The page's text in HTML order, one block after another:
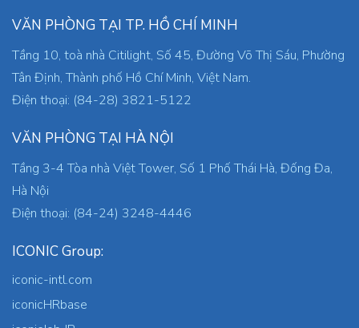
VĂN PHÒNG TẠI TP. HỒ CHÍ MINH
Tầng 10, toà nhà Citilight, Số 45, Đường Võ Thị Sáu, Phường
Tân Định, Thành phố Hồ Chí Minh, Việt Nam.
Điện thoại: (84-28) 3821-5122
VĂN PHÒNG TẠI HÀ NỘI
Tầng 3-4 Tòa nhà Việt Tower, Số 1 Phố Thái Hà, Đống Đa,
Hà Nội
Điện thoại: (84-24) 3248-4446
ICONIC Group:
iconic-intl.com
iconicHRbase